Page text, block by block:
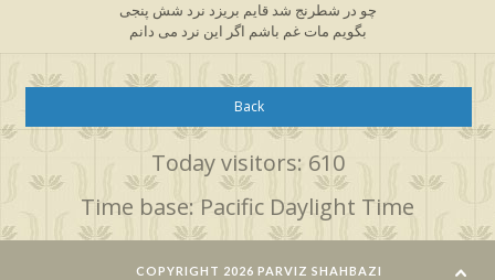
چو در شطرنج شد قایم بریزد نرد شش پنجی
بگویم مات غم باشم اگر این نرد می دانم
Back
Today visitors: 610
Time base: Pacific Daylight Time
COPYRIGHT 2026 PARVIZ SHAHBAZI